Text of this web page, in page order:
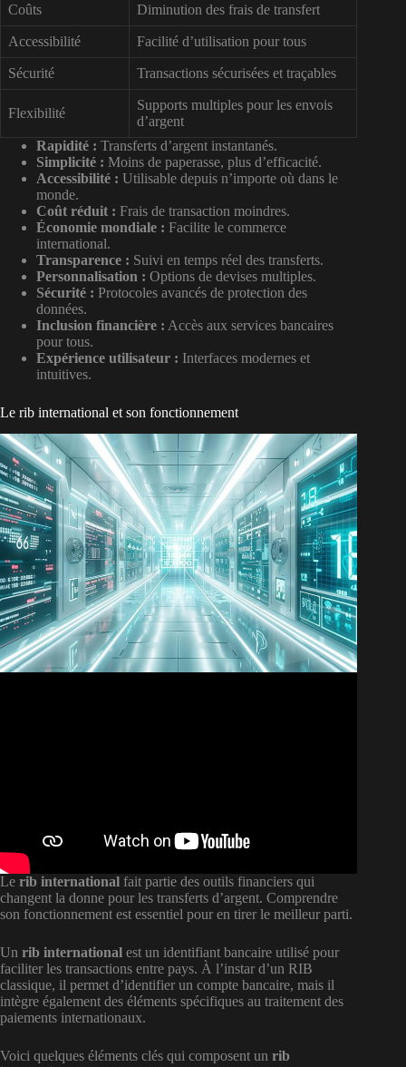
Coûts Diminution des frais de transfert
Accessibilité Facilité d’utilisation pour tous
Sécurité Transactions sécurisées et traçables
Flexibilité
Supports multiples pour les envois
d’argent
Rapidité : Transferts d’argent instantanés.
Simplicité : Moins de paperasse, plus d’efficacité.
Accessibilité : Utilisable depuis n’importe où dans le
monde.
Coût réduit : Frais de transaction moindres.
Économie mondiale : Facilite le commerce
international.
Transparence : Suivi en temps réel des transferts.
Personnalisation : Options de devises multiples.
Sécurité : Protocoles avancés de protection des
données.
Inclusion financière : Accès aux services bancaires
pour tous.
Expérience utilisateur : Interfaces modernes et
intuitives.
Le rib international et son fonctionnement
Le rib international fait partie des outils financiers qui
changent la donne pour les transferts d’argent. Comprendre
son fonctionnement est essentiel pour en tirer le meilleur parti.
Un rib international est un identifiant bancaire utilisé pour
faciliter les transactions entre pays. À l’instar d’un RIB
classique, il permet d’identifier un compte bancaire, mais il
intègre également des éléments spécifiques au traitement des
paiements internationaux.
Voici quelques éléments clés qui composent un rib